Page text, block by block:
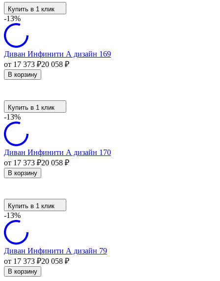
Купить в 1 клик
-13%
Диван Инфинити А дизайн 169
от 17 373 ₽20 058 ₽
В корзину
Купить в 1 клик
-13%
Диван Инфинити А дизайн 170
от 17 373 ₽20 058 ₽
В корзину
Купить в 1 клик
-13%
Диван Инфинити А дизайн 79
от 17 373 ₽20 058 ₽
В корзину